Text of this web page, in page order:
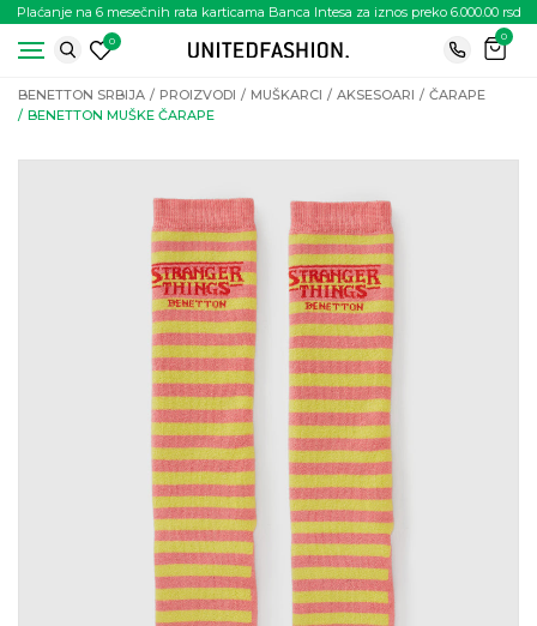
Plaćanje na 6 mesečnih rata karticama Banca Intesa za iznos preko 6.000.00 rsd
0
0
BENETTON SRBIJA PROIZVODI MUŠKARCI AKSESOARI
ČARAPE
BENETTON MUŠKE ČARAPE